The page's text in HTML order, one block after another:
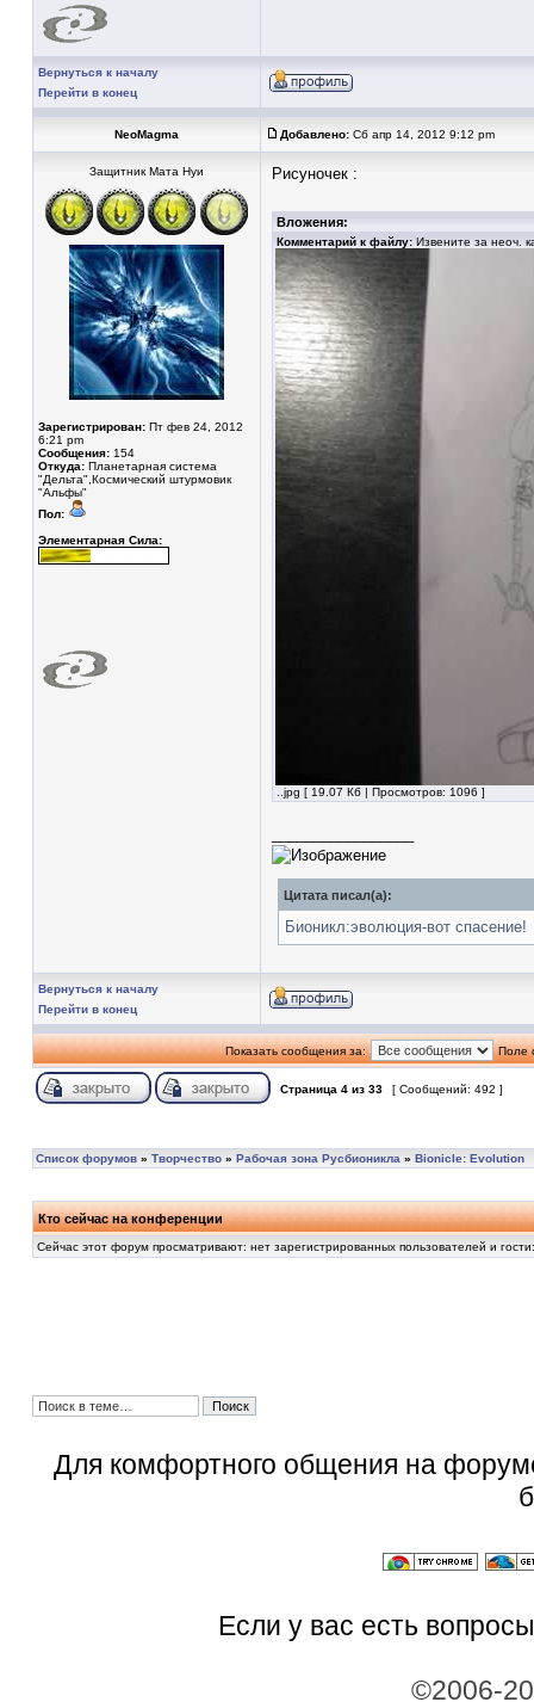
Вернуться к началу
Перейти в конец
NeoMagma Добавлено: Сб апр 14, 2012 9:12 pm
Защитник Мата Нуи
Зарегистрирован: Пт фев 24, 2012
6:21 pm
Сообщения: 154
Откуда: Планетарная система
"Дельта",Космический штурмовик
"Альфы"
Пол:
Элементарная Сила:
Рисуночек :
Вложения:
Комментарий к файлу: Извените за неоч.
..jpg [ 19.07 Кб | Просмотров: 1096 ]
Цитата писал(а):
Бионикл:эволюция-вот спасение!
Вернуться к началу
Перейти в конец
Показать сообщения за: Поле
Страница 4 из 33 [ Сообщений: 492 ]
Список форумов » Творчество » Рабочая зона Русбионикла » Bionicle: Evolution
Кто сейчас на конференции
Сейчас этот форум просматривают: нет зарегистрированных пользователей и
Для комфортного общения на
Если у вас есть
©2006-